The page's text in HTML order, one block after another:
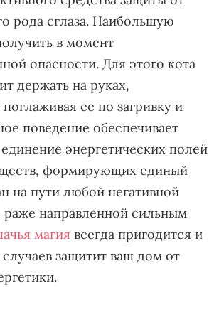
рода сглаза. Наибольшую
в момент
опасности. Для этого кота
держать на руках,
ее по загривку и
поведение обеспечивает
энергетических полей
формирующих единый
на пути любой негативной
раже направленной сильным
магия всегда пригодится и
защитит ваш дом от